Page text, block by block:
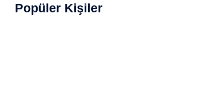
Popüler Kişiler